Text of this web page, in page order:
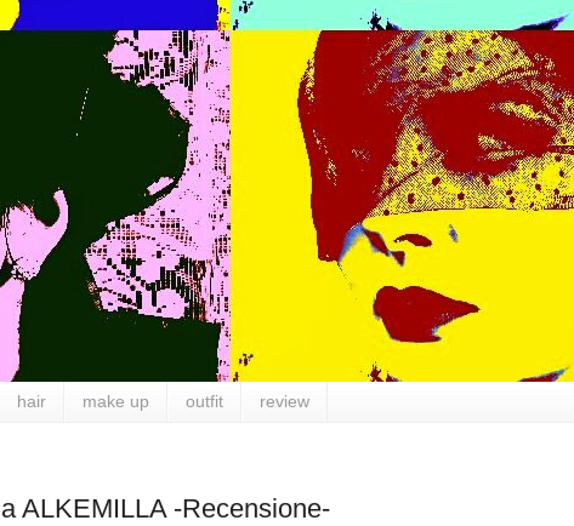
hair make up outfit review
ALKEMILLA -Recensione-